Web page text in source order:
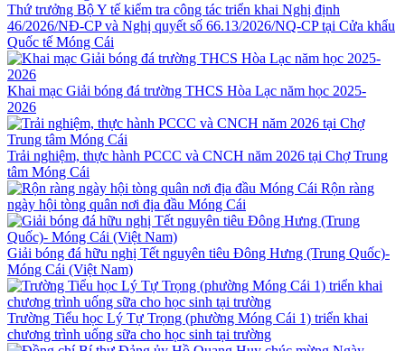
Thứ trưởng Bộ Y tế kiểm tra công tác triển khai Nghị định
46/2026/NĐ-CP và Nghị quyết số 66.13/2026/NQ-CP tại Cửa khẩu
Quốc tế Móng Cái
Khai mạc Giải bóng đá trường THCS Hòa Lạc năm học 2025-
2026
Trải nghiệm, thực hành PCCC và CNCH năm 2026 tại Chợ Trung
tâm Móng Cái
Rộn ràng
ngày hội tòng quân nơi địa đầu Móng Cái
Giải bóng đá hữu nghị Tết nguyên tiêu Đông Hưng (Trung Quốc)-
Móng Cái (Việt Nam)
Trường Tiểu học Lý Tự Trọng (phường Móng Cái 1) triển khai
chương trình uống sữa cho học sinh tại trường